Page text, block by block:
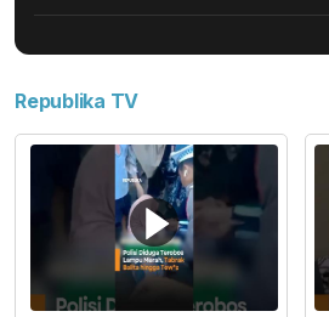
Republika TV